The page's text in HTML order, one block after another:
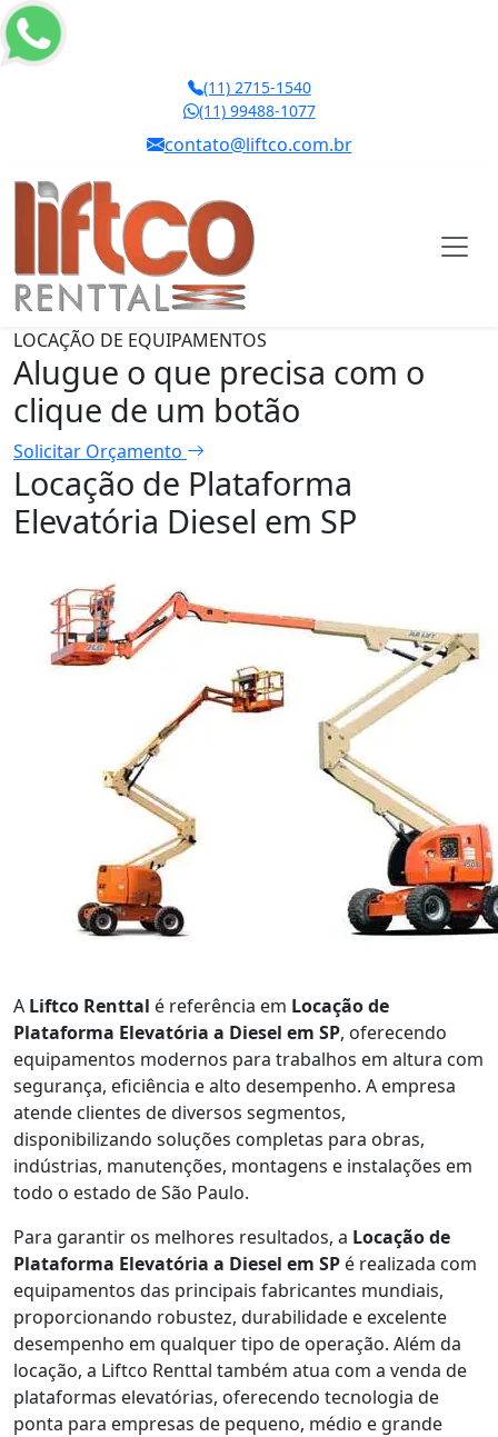
(11) 2715-1540
(11) 99488-1077
contato@liftco.com.br
LOCAÇÃO DE EQUIPAMENTOS
Alugue o que precisa com o
clique de um botão
Solicitar Orçamento
Locação de Plataforma
Elevatória Diesel em SP
A Liftco Renttal é referência em Locação de
Plataforma Elevatória a Diesel em SP, oferecendo
equipamentos modernos para trabalhos em altura com
segurança, eficiência e alto desempenho. A empresa
atende clientes de diversos segmentos,
disponibilizando soluções completas para obras,
indústrias, manutenções, montagens e instalações em
todo o estado de São Paulo.
Para garantir os melhores resultados, a Locação de
Plataforma Elevatória a Diesel em SP é realizada com
equipamentos das principais fabricantes mundiais,
proporcionando robustez, durabilidade e excelente
desempenho em qualquer tipo de operação. Além da
locação, a Liftco Renttal também atua com a venda de
plataformas elevatórias, oferecendo tecnologia de
ponta para empresas de pequeno, médio e grande